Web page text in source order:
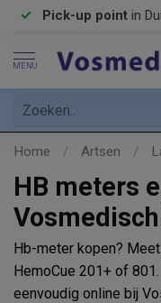
Pick-up point in
MENU
Home / Artsen /
HB meters
Hb-meter kopen?
HemoCue 201+ of
eenvoudig online bij